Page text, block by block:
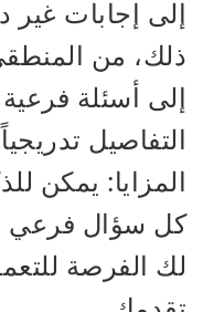
إلى إجابات غير
ذلك، من
إلى أسئلة
التفاصيل
المزايا: يمكن
كل سؤال فرعي
لك الفرصة